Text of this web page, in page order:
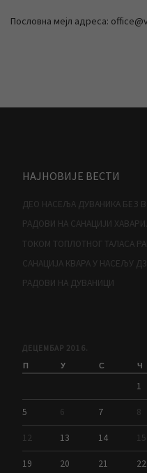
Пословна мејл адреса:
НАЈНОВИЈЕ ВЕСТИ
ДЕО НАСЕЉА ДУВАНИКА БЕЗ
РАДОВИ НА САНАЦИЈИ
ТОКОМ ТОПЛОТНОГ ТАЛАСА
САНАЦИЈА КВАРА У НАСЕЉУ Д3
РАДОВИ НА ДУВАНИЦИ
ДЕЦЕМБАР 2016.
П У С Ч
1
5 6 7 8
12 13 14 15
19 20 21 22